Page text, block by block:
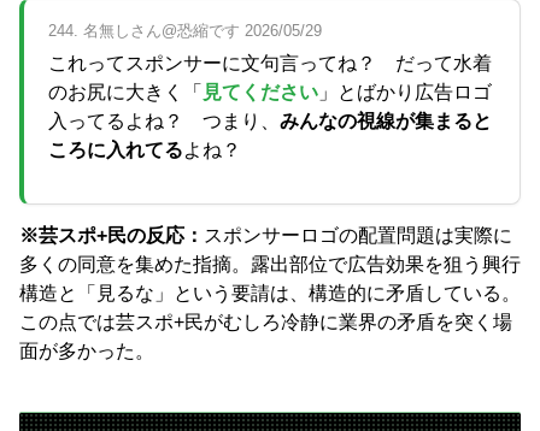
244. 名無しさん@恐縮です 2026/05/29
これってスポンサーに文句言ってね？ だって水着
のお尻に大きく「 見てください 」とばかり広告ロゴ
入ってるよね？ つまり、 みんなの視線が集まると
ころに入れてるよね？
※芸スポ+民の反応： スポンサーロゴの配置問題は実際に
多くの同意を集めた指摘。露出部位で広告効果を狙う興行
構造と「見るな」という要請は、構造的に矛盾している。
この点では芸スポ+民がむしろ冷静に業界の矛盾を突く場
面が多かった。